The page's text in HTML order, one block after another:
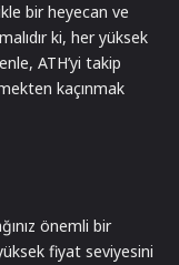
bir heyecan ve
ki, her yüksek
ATH’yi takip
kaçınmak
önemli bir
fiyat seviyesini